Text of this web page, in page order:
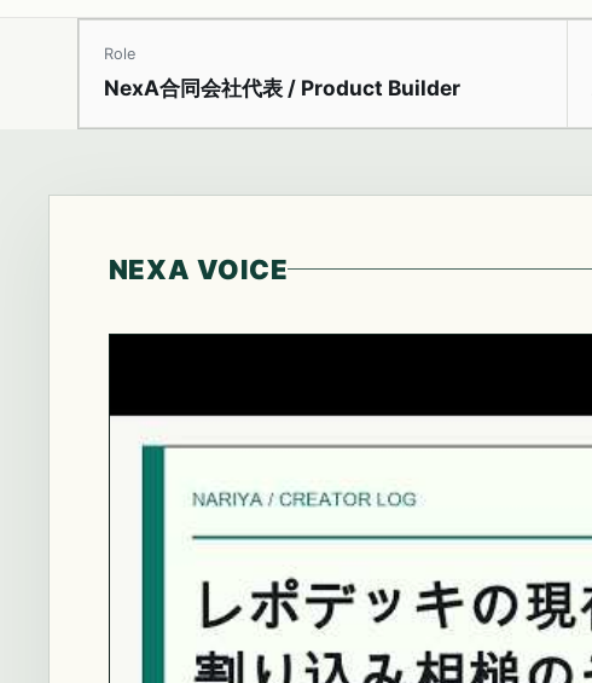
Role
NexA合同会社代表 / Product Builder
NEXA VOICE